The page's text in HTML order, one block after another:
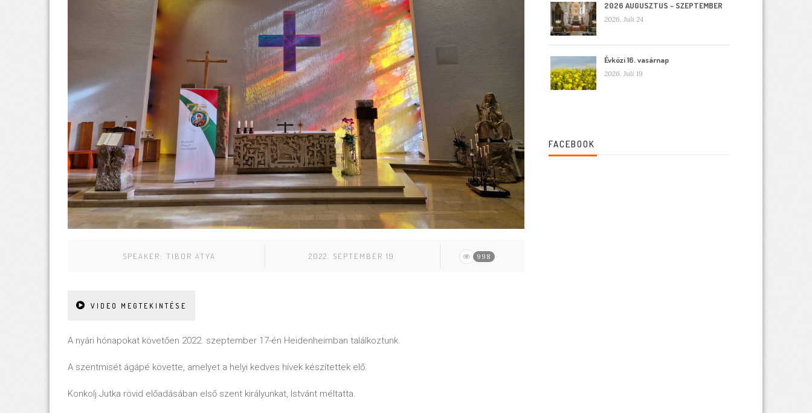
SPEAKER: TIBOR ATYA 2022. SEPTEMBER 19 998
VIDEO MEGTEKINTÉSE
A nyári hónapokat követően 2022. szeptember 17-én Heidenheimban találkoztunk.
A szentmisét ágápé követte, amelyet a helyi kedves hívek készítettek elő.
Konkolj Jutka rövid előadásában első szent királyunkat, Istvánt méltatta.
2026 AUGUSZTUS – SZEPTEMBER
2026. Juli 24
Évközi 16. vasárnap
2026. Juli 19
FACEBOOK